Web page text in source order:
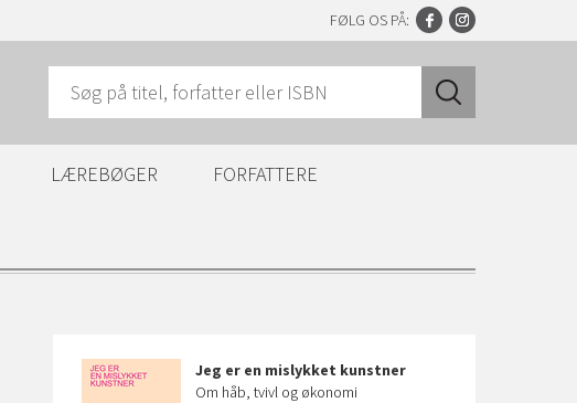
FØLG OS PÅ:
LÆREBØGER FORFATTERE
Jeg er en mislykket kunstner
Om håb, tvivl og økonomi